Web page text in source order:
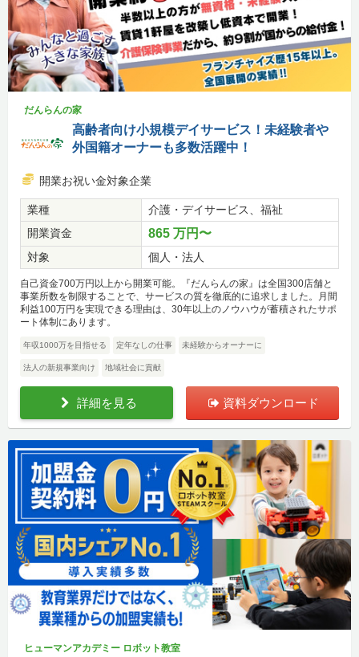
だんらんの家
高齢者向け小規模デイサービス！未経験者や
外国籍オーナーも多数活躍中！
開業お祝い金対象企業
業種
介護・デイサービス、福祉
開業資金
865 万円〜
対象 個人・法人
自己資金700万円以上から開業可能。『だんらんの家』は全国300店舗と
事業所数を制限することで、サービスの質を徹底的に追求しました。月間
利益100万円を実現できる理由は、30年以上のノウハウが蓄積されたサポ
ート体制にあります。
年収1000万を目指せる 定年なしの仕事 未経験からオーナーに
法人の新規事業向け 地域社会に貢献
詳細を見る 資料ダウンロード
ヒューマンアカデミー ロボット教室